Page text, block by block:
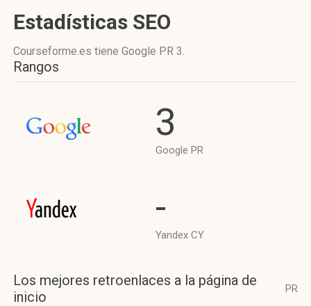
Estadísticas SEO
Courseforme.es tiene Google PR 3.
Rangos
3
Google PR
-
Yandex CY
Los mejores retroenlaces a la página de
inicio
PR